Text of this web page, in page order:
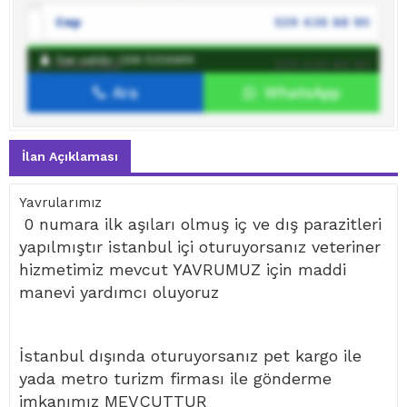
Cep 539 436 88 90
WhatsApp
İlan sahibine mesaj gönder
İlan sahibi: CEM ÖZDEMİR
Ara WhatsApp
İlan Açıklaması
Yavrularımız
0 numara ilk aşıları olmuş iç ve dış parazitleri
yapılmıştır istanbul içi oturuyorsanız veteriner
hizmetimiz mevcut YAVRUMUZ için maddi
manevi yardımcı oluyoruz
İstanbul dışında oturuyorsanız pet kargo ile
yada metro turizm firması ile gönderme
imkanımız MEVCUTTUR